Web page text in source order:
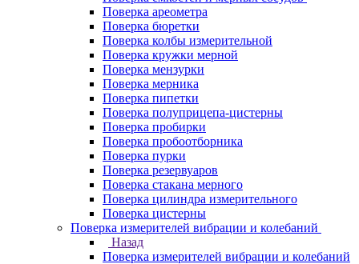
Поверка ареометра
Поверка бюретки
Поверка колбы измерительной
Поверка кружки мерной
Поверка мензурки
Поверка мерника
Поверка пипетки
Поверка полуприцепа-цистерны
Поверка пробирки
Поверка пробоотборника
Поверка пурки
Поверка резервуаров
Поверка стакана мерного
Поверка цилиндра измерительного
Поверка цистерны
Поверка измерителей вибрации и колебаний
Назад
Поверка измерителей вибрации и колебаний